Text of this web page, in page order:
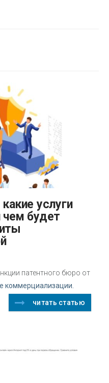
чем будет
патентного бюро от
коммерциализации.
читать статью